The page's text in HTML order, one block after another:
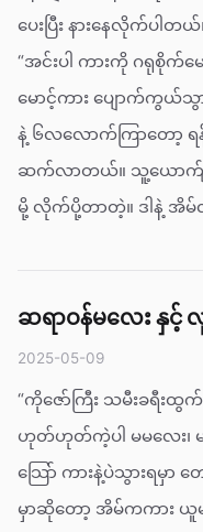
ပေးပြီး နားနေလိုက်ပါတ
“အင်းပါ ကားကို ဂရုစိုက်မေ
မောင့်ကား ပျောက်ကွ
နဲ့ ၆လ‌လောက်ကြာတော့
ဆက်လာတယ်။ သူ့ယောက်ျာ
မို့ လိုက်ပို့တာတဲ့။ ဒါနဲ့ အိမ်
ဆရာဝန်မလေး နှ
2025-05-09
“ကိုဇော်ကြီး သမီးခရီးထွ
ဟုတ်ဟုတ်ကဲ့ပါ မမလေး၊
သြော် ကားနဲ့ပဲသွားရမှာ
မှာဆိုတော့ အိမ်ကကား ယူမ